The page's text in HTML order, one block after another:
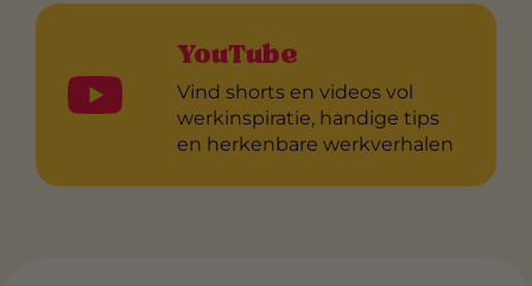
YouTube
Vind shorts en videos vol
werkinspiratie, handige tips
en herkenbare werkverhalen